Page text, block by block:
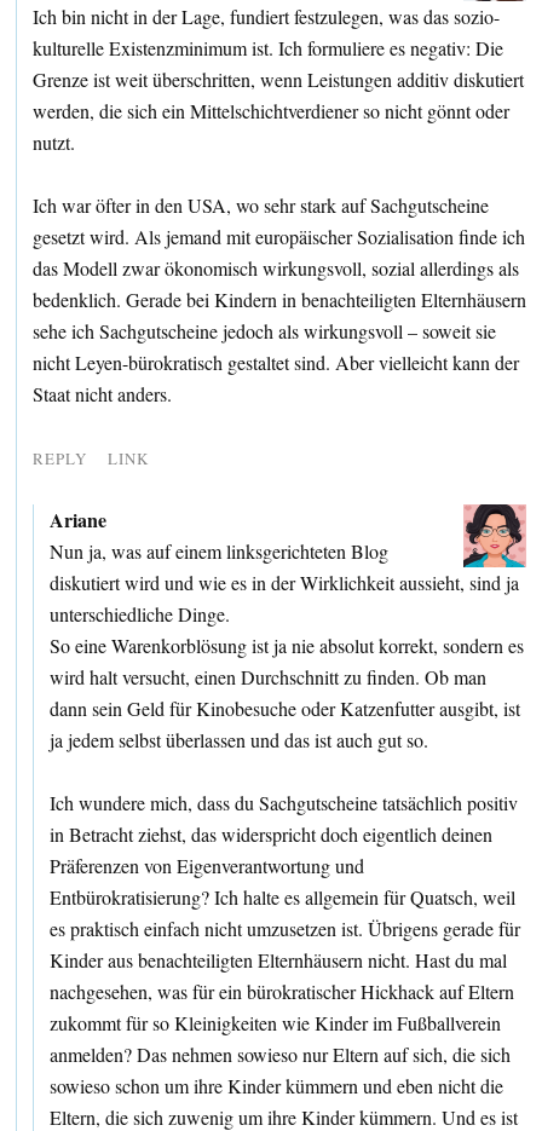
Ich bin nicht in der Lage, fundiert festzulegen, was das sozio-
kulturelle Existenzminimum ist. Ich formuliere es negativ: Die
Grenze ist weit überschritten, wenn Leistungen additiv diskutiert
werden, die sich ein Mittelschichtverdiener so nicht gönnt oder
nutzt.
Ich war öfter in den USA, wo sehr stark auf Sachgutscheine
gesetzt wird. Als jemand mit europäischer Sozialisation finde ich
das Modell zwar ökonomisch wirkungsvoll, sozial allerdings als
bedenklich. Gerade bei Kindern in benachteiligten Elternhäusern
sehe ich Sachgutscheine jedoch als wirkungsvoll – soweit sie
nicht Leyen-bürokratisch gestaltet sind. Aber vielleicht kann der
Staat nicht anders.
REPLY LINK
Ariane
Nun ja, was auf einem linksgerichteten Blog
diskutiert wird und wie es in der Wirklichkeit aussieht, sind ja
unterschiedliche Dinge.
So eine Warenkorblösung ist ja nie absolut korrekt, sondern es
wird halt versucht, einen Durchschnitt zu finden. Ob man
dann sein Geld für Kinobesuche oder Katzenfutter ausgibt, ist
ja jedem selbst überlassen und das ist auch gut so.
Ich wundere mich, dass du Sachgutscheine tatsächlich positiv
in Betracht ziehst, das widerspricht doch eigentlich deinen
Präferenzen von Eigenverantwortung und
Entbürokratisierung? Ich halte es allgemein für Quatsch, weil
es praktisch einfach nicht umzusetzen ist. Übrigens gerade für
Kinder aus benachteiligten Elternhäusern nicht. Hast du mal
nachgesehen, was für ein bürokratischer Hickhack auf Eltern
zukommt für so Kleinigkeiten wie Kinder im Fußballverein
anmelden? Das nehmen sowieso nur Eltern auf sich, die sich
sowieso schon um ihre Kinder kümmern und eben nicht die
Eltern, die sich zuwenig um ihre Kinder kümmern. Und es ist